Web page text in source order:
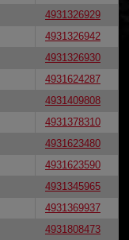
4931326929
4931326942
4931326930
4931624287
4931409808
4931378310
4931623480
4931623590
4931345965
4931369937
4931808473